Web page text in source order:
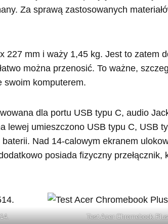
Za sprawą zastosowanych
227 mm i waży 1,45 kg. Jest to zatem
można przenosić. To ważne,
swoim komputerem.
dla portu USB typu C, audio
lewej umieszczono USB typu C, USB
Nad 14-calowym ekranem
posiada fizyczny przełącznik,
Test Acer Chromebook